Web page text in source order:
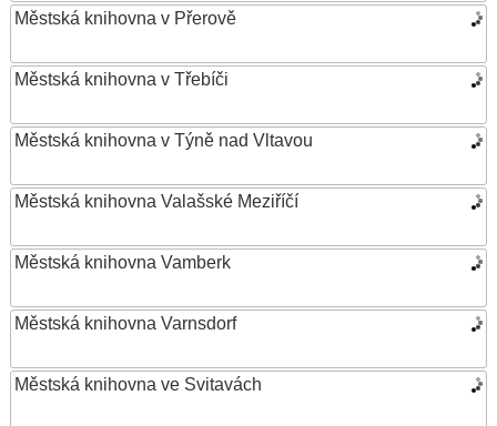
Městská knihovna v Přerově
Městská knihovna v Třebíči
Městská knihovna v Týně nad Vltavou
Městská knihovna Valašské Meziříčí
Městská knihovna Vamberk
Městská knihovna Varnsdorf
Městská knihovna ve Svitavách